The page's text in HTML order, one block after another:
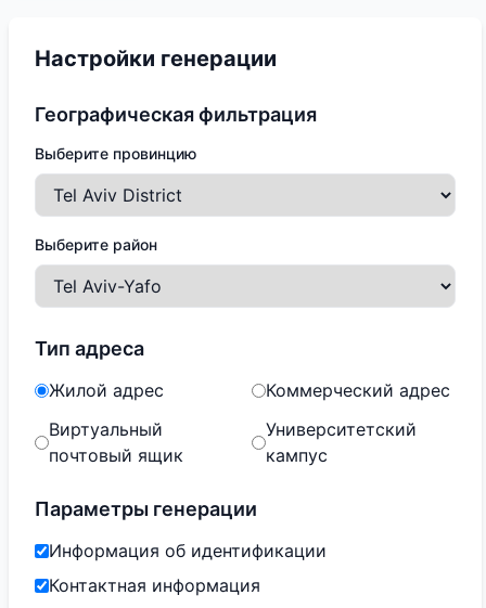
Настройки генерации
Географическая фильтрация
Выберите провинцию
Выберите район
Тип адреса
Жилой адрес
Коммерческий адрес
Виртуальный
почтовый ящик
Университетский
кампус
Параметры генерации
Информация об идентификации
Контактная информация